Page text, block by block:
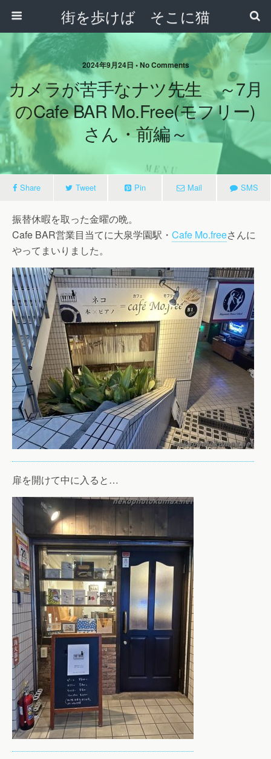
街を歩けば そこに猫
2024年9月24日 • No Comments
カメラが苦手なナツ先生 ～7月
のCafe BAR Mo.free(モフリー)
さん・前編～
Share Tweet Pin Mail SMS
振替休暇を取った金曜の晩。
Cafe BAR営業目当てに大泉学園駅・ Cafe Mo.freeさんに
やってまいりました。
扉を開けて中に入ると…